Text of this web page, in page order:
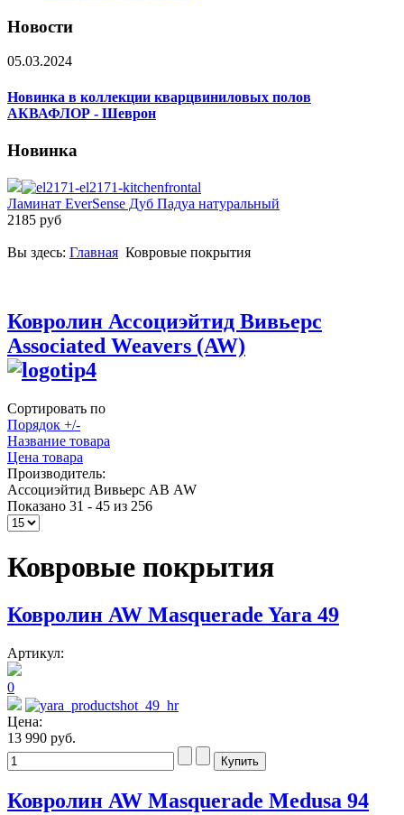
Новости
05.03.2024
Новинка в коллекции кварцвиниловых полов
АКВАФЛОР - Шеврон
Новинка
Ламинат EverSense Дуб Падуа натуральный
2185 руб
Вы здесь: Главная Ковровые покрытия
Ковролин Ассоциэйтид Вивьерс
Associated Weavers (AW)
Сортировать по
Порядок +/-
Название товара
Цена товара
Производитель:
Ассоциэйтид Вивьерс АВ AW
Показано 31 - 45 из 256
Ковровые покрытия
Ковролин AW Masquerade Yara 49
Артикул:
0
Цена:
13 990 руб.
Ковролин AW Masquerade Medusa 94